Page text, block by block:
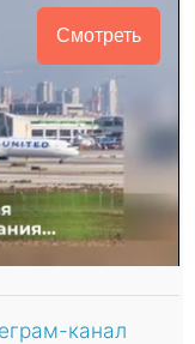
Смотреть
канал